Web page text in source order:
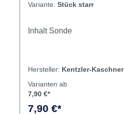
Variante: Stück starr
Inhalt Sonde
Hersteller: Kentzler-Kaschner
Varianten ab
7,90 €*
7,90 €*